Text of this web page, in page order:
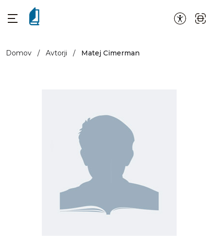
Domov / Avtorji / Matej Cimerman